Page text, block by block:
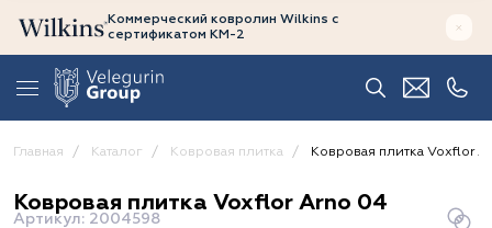
Коммерческий ковролин Wilkins с
сертификатом КМ-2
Главная Каталог Ковровая плитка Ковровая плитка Voxflor
Ковровая плитка Voxflor Arno 04
Артикул: 2004598